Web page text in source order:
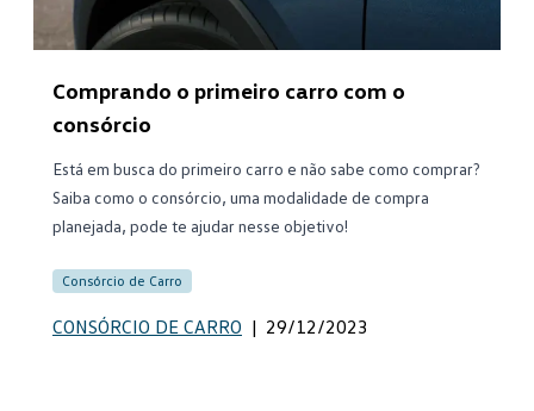
Comprando o primeiro carro com o
consórcio
Está em busca do primeiro carro e não sabe como comprar?
Saiba como o consórcio, uma modalidade de compra
planejada, pode te ajudar nesse objetivo!
Consórcio de Carro
CONSÓRCIO DE CARRO | 29/12/2023